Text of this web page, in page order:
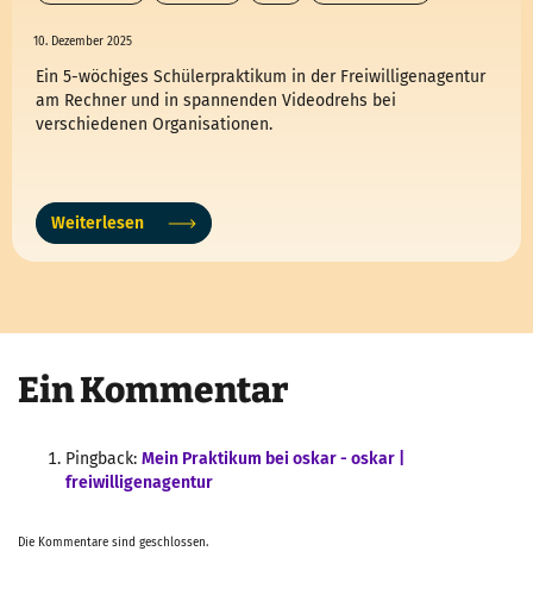
10. Dezember 2025
Ein 5-wöchiges Schülerpraktikum in der Freiwilligenagentur
am Rechner und in spannenden Videodrehs bei
verschiedenen Organisationen.
Weiterlesen
Ein Kommentar
Pingback: Mein Praktikum bei oskar - oskar |
freiwilligenagentur
Die Kommentare sind geschlossen.